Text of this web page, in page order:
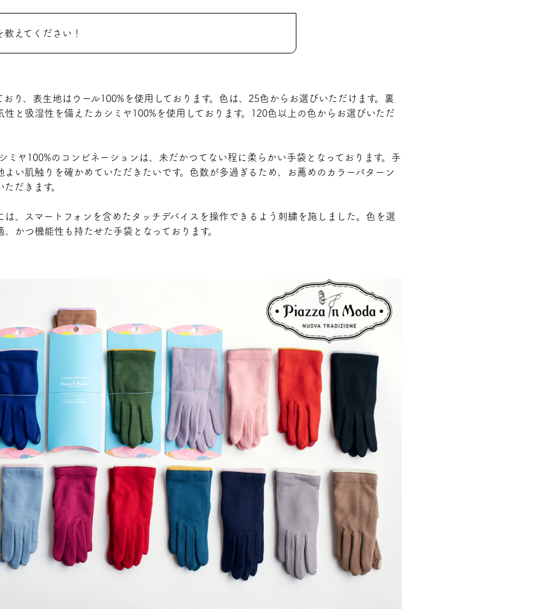
えてください！
り、表生地はウール100%を使用しております。色は、25色からお選びいただけます。裏
性と吸湿性を備えたカシミヤ100%を使用しております。120色以上の色からお選びいただ
ミヤ100%のコンビネーションは、未だかつてない程に柔らかい手袋となっております。手
よい肌触りを確かめていただきたいです。色数が多過ぎるため、お薦めのカラーパターン
だきます。
は、スマートフォンを含めたタッチデバイスを操作できるよう刺繍を施しました。色を選
かつ機能性も持たせた手袋となっております。